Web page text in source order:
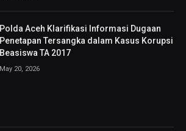
Polda Aceh Klarifikasi Informasi Dugaan
Penetapan Tersangka dalam Kasus Korupsi
Beasiswa TA 2017
May 20, 2026